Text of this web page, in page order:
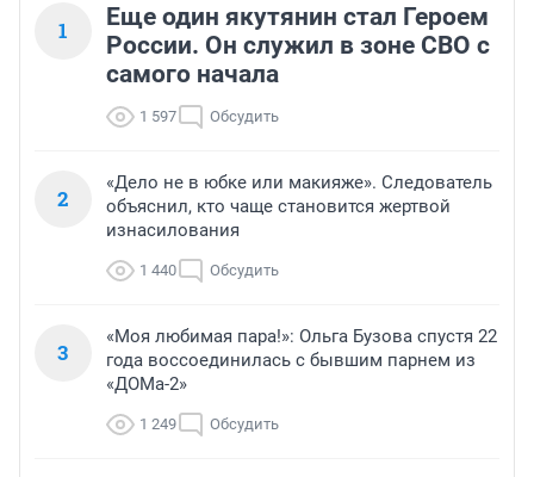
1
Еще один якутянин стал Героем
России. Он служил в зоне СВО с
самого начала
1 597 Обсудить
2
«Дело не в юбке или макияже». Следователь
объяснил, кто чаще становится жертвой
изнасилования
1 440 Обсудить
3
«Моя любимая пара!»: Ольга Бузова спустя 22
года воссоединилась с бывшим парнем из
«ДОМа-2»
1 249 Обсудить